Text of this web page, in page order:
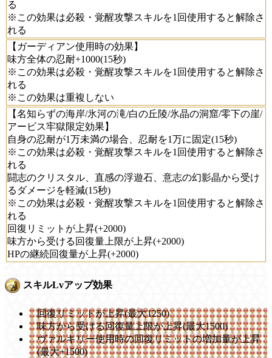
る
※この効果は必殺・覚醒攻撃スキルを1回使用すると解除さ
れる
【ガーディアン使用時の効果】
味方全体の忍耐+1000(15秒)
※この効果は必殺・覚醒攻撃スキルを1回使用すると解除さ
れる
※この効果は重複しない
【名知らずの海岸/氷河の滝/白の丘陵/氷晶の洞窟/零下の崖/
アービス牢獄限定効果】
自身の忍耐が1万未満の場合、忍耐を1万に固定(15秒)
※この効果は必殺・覚醒攻撃スキルを1回使用すると解除さ
れる
闘志のクリスタル、直感の浮遊石、意志の幻影晶から受け
るダメージを軽減(15秒)
※この効果は必殺・覚醒攻撃スキルを1回使用すると解除さ
れる
回復リミットが上昇(+2000)
味方から受ける回復量上限が上昇(+2000)
HPの継続回復量が上昇(+2000)
スキルLvアップ効果
回復リミットが上昇(最大1250)
味方から受ける回復量上限が上昇(最大1500)
ヴァルキリー使用時の回復リミットの増加量が上昇
(最大+1500)